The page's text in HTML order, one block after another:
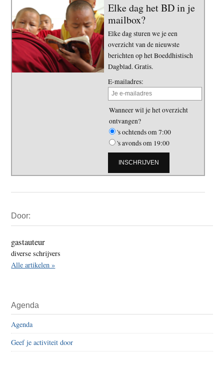
Elke dag het BD in je
mailbox?
Elke dag sturen we je een
overzicht van de nieuwste
berichten op het Boeddhistisch
Dagblad. Gratis.
E-mailadres:
Wanneer wil je het overzicht
ontvangen?
's ochtends om 7:00
's avonds om 19:00
Sidebar
Door:
gastauteur
diverse schrijvers
Alle artikelen »
Agenda
Agenda
Geef je activiteit door